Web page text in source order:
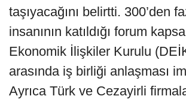
taşıyacağını belirtti. 300’den
insanının katıldığı forum
Ekonomik İlişkiler Kurulu
arasında iş birliği anlaşması
Ayrıca Türk ve Cezayirli